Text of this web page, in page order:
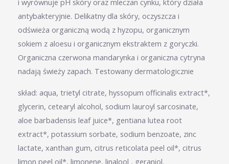
i wyrównuje pH skóry oraz mleczan cynku, który działa
antybakteryjnie. Delikatny dla skóry, oczyszcza i
odświeża organiczną wodą z hyzopu, organicznym
sokiem z aloesu i organicznym ekstraktem z goryczki.
Organiczna czerwona mandarynka i organiczna cytryna
nadają świeży zapach. Testowany dermatologicznie
skład: aqua, trietyl citrate, hyssopum officinalis extract*,
glycerin, cetearyl alcohol, sodium lauroyl sarcosinate,
aloe barbadensis leaf juice*, gentiana lutea root
extract*, potassium sorbate, sodium benzoate, zinc
lactate, xanthan gum, citrus reticolata peel oil*, citrus
limon peel oil*, limonene, linalool , geraniol.